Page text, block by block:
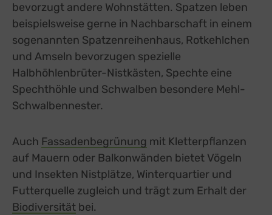
bevorzugt andere Wohnstätten. Spatzen leben
beispielsweise gerne in Nachbarschaft in einem
sogenannten Spatzenreihenhaus, Rotkehlchen
und Amseln bevorzugen spezielle
Halbhöhlenbrüter-Nistkästen, Spechte eine
Spechthöhle und Schwalben besondere Mehl-
Schwalbennester.
Auch Fassadenbegrünung mit Kletterpflanzen
auf Mauern oder Balkonwänden bietet Vögeln
und Insekten Nistplätze, Winterquartier und
Futterquelle zugleich und trägt zum Erhalt der
Biodiversität bei.